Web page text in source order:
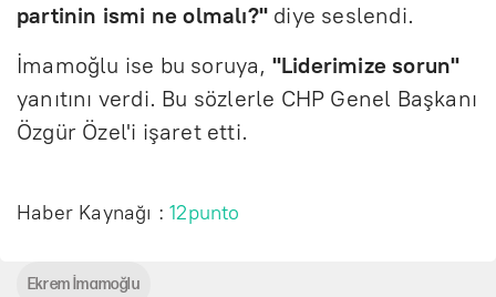
partinin ismi ne olmalı?" diye seslendi.
İmamoğlu ise bu soruya, "Liderimize sorun"
yanıtını verdi. Bu sözlerle CHP Genel Başkanı
Özgür Özel'i işaret etti.
Haber Kaynağı :12punto
Ekrem İmamoğlu